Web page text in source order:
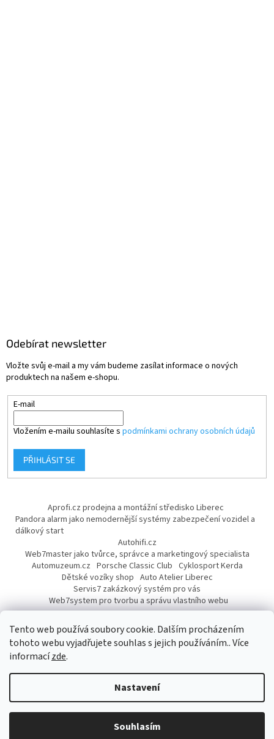
Tento web používá soubory cookie. Dalším procházením
tohoto webu vyjadřujete souhlas s jejich používáním.. Více
informacízde.
Nastavení
Souhlasím
Odebírat newsletter
Vložte svůj e-mail a my vám budeme zasílat informace o nových
produktech na našem e-shopu.
E-mail
Vložením e-mailu souhlasíte s podmínkami ochrany osobních údajů
PŘIHLÁSIT SE
Aprofi.cz prodejna a montážní středisko Liberec
Pandora alarm jako nemodernější systémy zabezpečení vozidel a
dálkový start
Autohifi.cz
Web7master jako tvůrce, správce a marketingový specialista
Automuzeum.cz Porsche Classic Club Cyklosport Kerda
Dětské vozíky shop Auto Atelier Liberec
Servis7 zakázkový systém pro vás
Web7system pro tvorbu a správu vlastního webu
Dárek
Copyright 2026AUTOPROFI CZ. Všechna práva vyhrazena.Upravit
nastavení cookies